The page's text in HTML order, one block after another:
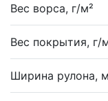
Вес ворса, г/м²
Вес покрытия, г/
Ширина рулона, м